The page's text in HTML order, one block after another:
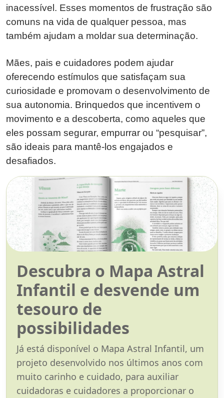
inacessível. Esses momentos de frustração são
comuns na vida de qualquer pessoa, mas
também ajudam a moldar sua determinação.
Mães, pais e cuidadores podem ajudar
oferecendo estímulos que satisfaçam sua
curiosidade e promovam o desenvolvimento de
sua autonomia. Brinquedos que incentivem o
movimento e a descoberta, como aqueles que
eles possam segurar, empurrar ou “pesquisar”,
são ideais para mantê-los engajados e
desafiados.
Descubra o Mapa Astral
Infantil e desvende um
tesouro de
possibilidades
Já está disponível o Mapa Astral Infantil, um
projeto desenvolvido nos últimos anos com
muito carinho e cuidado, para auxiliar
cuidadoras e cuidadores a proporcionar o